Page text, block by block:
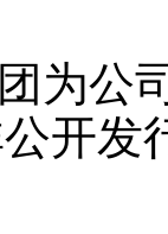
为公
开发